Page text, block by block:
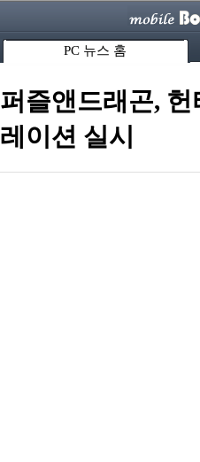
PC 뉴스 홈
퍼즐앤드래곤,
레이션 실시